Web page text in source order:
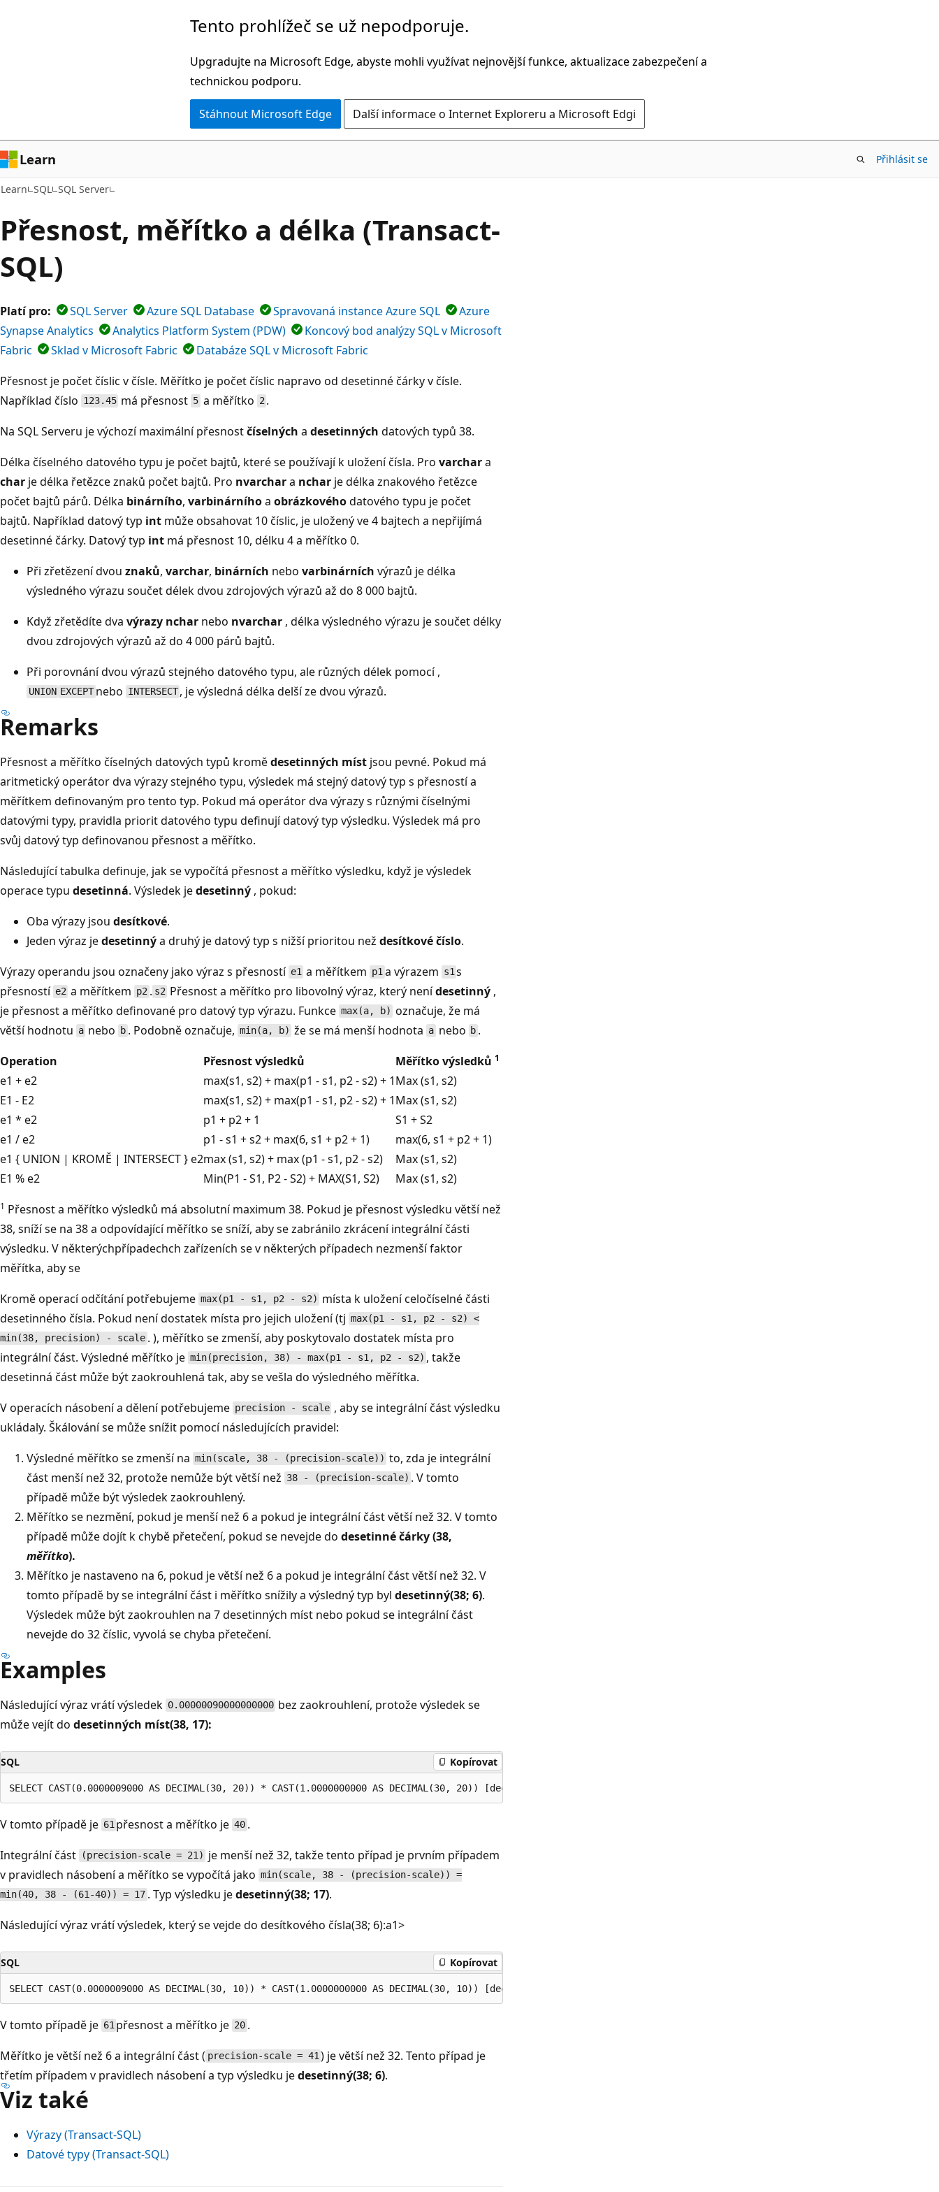
Tento prohlížeč se už nepodporuje.
Upgradujte na Microsoft Edge, abyste mohli využívat nejnovější funkce, aktualizace zabezpečení a
technickou podporu.
Stáhnout Microsoft Edge Další informace o Internet Exploreru a Microsoft Edgi
Learn Přihlásit se
Learn SQL SQL Server
Přesnost, měřítko a délka (Transact-
SQL)
Platí pro: SQL Server Azure SQL Database Spravovaná instance Azure SQL
Azure
Synapse Analytics
Analytics Platform System (PDW)
Koncový bod analýzy SQL v Microsoft
Fabric
Sklad v Microsoft Fabric
Databáze SQL v Microsoft Fabric
Přesnost je počet číslic v čísle. Měřítko je počet číslic napravo od desetinné čárky v čísle.
Například číslo 123.45 má přesnost 5a měřítko 2 .
Na SQL Serveru je výchozí maximální přesnostčíselných a desetinných datových typů 38.
Délka číselného datového typu je počet bajtů, které se používají k uložení čísla. Pro varchara
char je délka řetězce znaků počet bajtů. Pro nvarchara nchar je délka znakového řetězce
počet bajtů párů. Délka binárního, varbinárníhoa obrázkovéhodatového typu je počet
bajtů. Například datový typ int může obsahovat 10 číslic, je uložený ve 4 bajtech a nepřijímá
desetinné čárky. Datový typ int má přesnost 10, délku 4 a měřítko 0.
Při zřetězení dvou znaků, varchar, binárních nebo varbinárních výrazů je délka
výsledného výrazu součet délek dvou zdrojových výrazů až do 8 000 bajtů.
Když zřetědíte dva výrazy nchar nebo nvarchar , délka výsledného výrazu je součet délky
dvou zdrojových výrazů až do 4 000 párů bajtů.
Při porovnání dvou výrazů stejného datového typu, ale různých délek pomocí ,
UNION EXCEPT nebo INTERSECT , je výsledná délka delší ze dvou výrazů.
Remarks
Přesnost a měřítko číselných datových typů kromědesetinných míst jsou pevné. Pokud má
aritmetický operátor dva výrazy stejného typu, výsledek má stejný datový typ s přesností a
měřítkem definovaným pro tento typ. Pokud má operátor dva výrazy s různými číselnými
datovými typy, pravidla priorit datového typu definují datový typ výsledku. Výsledek má pro
svůj datový typ definovanou přesnost a měřítko.
Následující tabulka definuje, jak se vypočítá přesnost a měřítko výsledku, když je výsledek
operace typu desetinná. Výsledek jedesetinný , pokud:
Oba výrazy jsou desítkové.
Jeden výraz jedesetinnýa druhý je datový typ s nižší prioritou než desítkové číslo.
Výrazy operandu jsou označeny jako výraz s přesností e1 a měřítkem p1a výrazem s1s
přesností e2 a měřítkem p2. s2 Přesnost a měřítko pro libovolný výraz, který nenídesetinný ,
je přesnost a měřítko definované pro datový typ výrazu. Funkce max(a, b) označuje, že má
větší hodnotu a nebo b. Podobně označuje, min(a, b) že se má menší hodnota anebo b .
Operation
Přesnost výsledků Měřítko výsledků 1
e1 + e2 max(s1, s2) + max(p1 - s1, p2 - s2) + 1Max (s1, s2)
E1 - E2
max(s1, s2) + max(p1 - s1, p2 - s2) + 1Max (s1, s2)
e1 * e2
p1 + p2 + 1
S1 + S2
e1 / e2
p1 - s1 + s2 + max(6, s1 + p2 + 1)
max(6, s1 + p2 + 1)
e1 { UNION | KROMĚ | INTERSECT } e2max (s1, s2) + max (p1 - s1, p2 - s2)
Max (s1, s2)
E1 % e2
Min(P1 - S1, P2 - S2) + MAX(S1, S2) Max (s1, s2)
1 Přesnost a měřítko výsledků má absolutní maximum 38. Pokud je přesnost výsledku větší než
38, sníží se na 38 a odpovídající měřítko se sníží, aby se zabránilo zkrácení integrální části
výsledku. V některýchpřípadechch zařízeních se v některých případech nezmenší faktor
měřítka, aby se
Kromě operací odčítání potřebujeme max(p1 - s1, p2 - s2) místa k uložení celočíselné části
desetinného čísla. Pokud není dostatek místa pro jejich uložení (tj max(p1 - s1, p2 - s2) <
min(38, precision) - scale . ), měřítko se zmenší, aby poskytovalo dostatek místa pro
integrální část. Výsledné měřítko je min(precision, 38) - max(p1 - s1, p2 - s2) , takže
desetinná část může být zaokrouhlená tak, aby se vešla do výsledného měřítka.
V operacích násobení a dělení potřebujeme precision - scale , aby se integrální část výsledku
ukládaly. Škálování se může snížit pomocí následujících pravidel:
Výsledné měřítko se zmenší na min(scale, 38 - (precision-scale)) to, zda je integrální
část menší než 32, protože nemůže být větší než 38 - (precision-scale) . V tomto
případě může být výsledek zaokrouhlený.
Měřítko se nezmění, pokud je menší než 6 a pokud je integrální část větší než 32. V tomto
případě může dojít k chybě přetečení, pokud se nevejde do desetinné čárky (38,
měřítko).
Měřítko je nastaveno na 6, pokud je větší než 6 a pokud je integrální část větší než 32. V
tomto případě by se integrální část i měřítko snížily a výsledný typ byl desetinný(38; 6).
Výsledek může být zaokrouhlen na 7 desetinných míst nebo pokud se integrální část
nevejde do 32 číslic, vyvolá se chyba přetečení.
Examples
Následující výraz vrátí výsledek 0.00000090000000000 bez zaokrouhlení, protože výsledek se
může vejít do desetinných míst(38, 17):
SQL Kopírovat
V tomto případě je 61 přesnost a měřítko je40.
Integrální část
(precision-scale = 21) je menší než 32, takže tento případ je prvním případem
v pravidlech násobení a měřítko se vypočítá jako min(scale, 38 - (precision-scale)) =
min(40, 38 - (61-40)) = 17 . Typ výsledku jedesetinný(38; 17).
Následující výraz vrátí výsledek, který se vejde do desítkového čísla(38; 6):a1>
SQL Kopírovat
V tomto případě je 61 přesnost a měřítko je 20.
Měřítko je větší než 6 a integrální část ( precision-scale = 41) je větší než 32. Tento případ je
třetím případem v pravidlech násobení a typ výsledku jedesetinný(38; 6).
Viz také
Výrazy (Transact-SQL)
Datové typy (Transact-SQL)